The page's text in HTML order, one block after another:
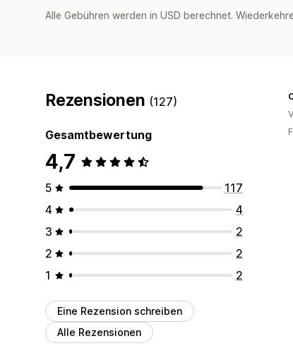
Alle Gebühren werden in USD berechnet.
Rezensionen (127)
Gesamtbewertung
4,7
5
117
4
4
3
2
2
2
1
2
Eine Rezension schreiben
Alle Rezensionen